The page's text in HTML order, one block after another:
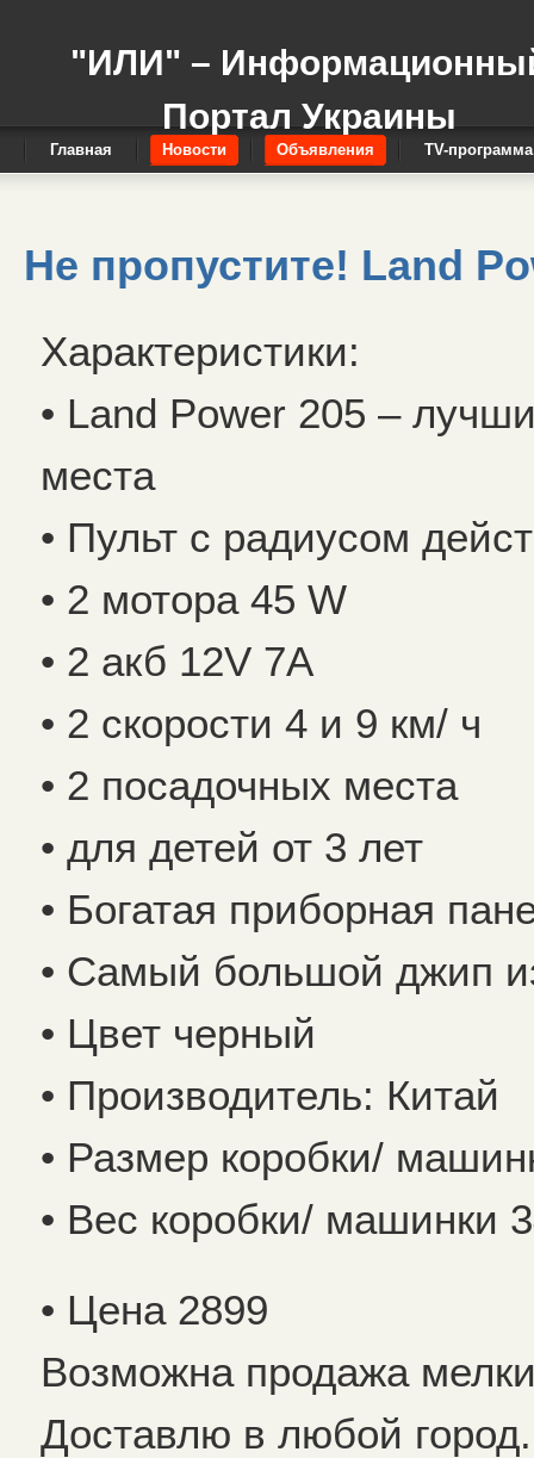
"ИЛИ" –
Портал Украины
Главная Новости Объявления TV-программа
Не пропустите! Land
Характеристики:
• Land Power 205 –
места
• Пульт с радиусом
• 2 мотора 45 W
• 2 акб 12V 7A
• 2 скорости 4 и 9 км/ ч
• 2 посадочных места
• для детей от 3 лет
• Богатая приборная
• Самый большой джип
• Цвет черный
• Производитель: Китай
• Размер коробки/
• Вес коробки/ машинки
• Цена 2899
Возможна продажа
Доставлю в любой город.